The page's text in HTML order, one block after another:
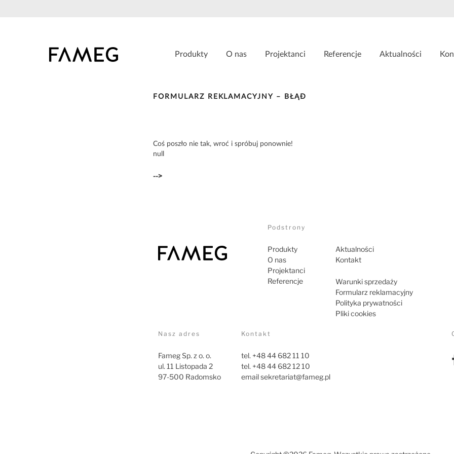
Produkty O nas Projektanci Referencje Aktualności
FORMULARZ REKLAMACYJNY – BŁĄÐ
Coś poszło nie tak, wroć i spróbuj ponownie!
null
-->
Podstrony
Produkty
O nas
Projektanci
Referencje
Aktualności
Kontakt
Warunki sprzedaży
Formularz reklamacyjny
Polityka prywatności
Pliki cookies
Nasz adres
Fameg Sp. z o. o.
ul. 11 Listopada 2
97-500 Radomsko
Kontakt
tel. +48 44 682 11 10
tel. +48 44 682 12 10
emailsekretariat@fameg.pl